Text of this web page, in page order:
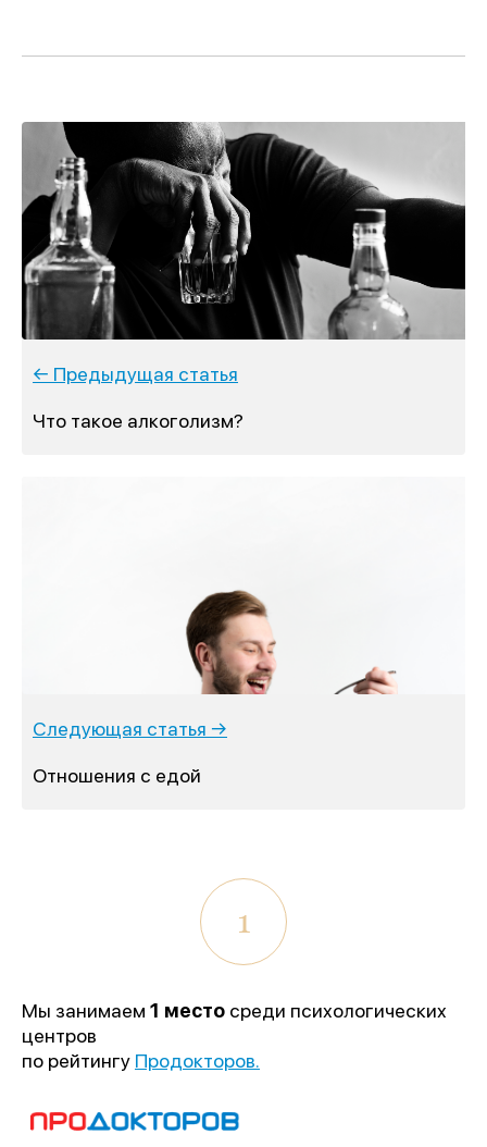
«Лучшее учреждение
психотерапевтического профиля»
← Предыдущая статья
Что такое алкоголизм?
Следующая статья →
Отношения с едой
1
Мы занимаем 1 место среди психологических
центров
по рейтингу Продокторов.